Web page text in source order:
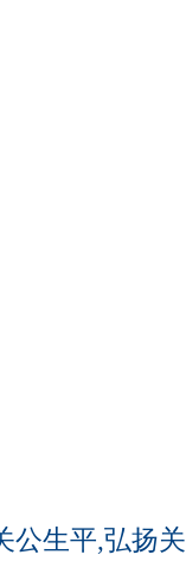
公生平,弘扬